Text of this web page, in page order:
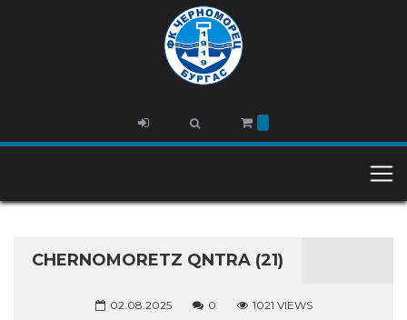
CHERNOMORETZ QNTRA (21)
02.08.2025 0 1021 VIEWS